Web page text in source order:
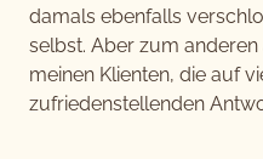
damals ebenfalls
selbst. Aber zum
meinen Klienten, die auf
zufriedenstellenden